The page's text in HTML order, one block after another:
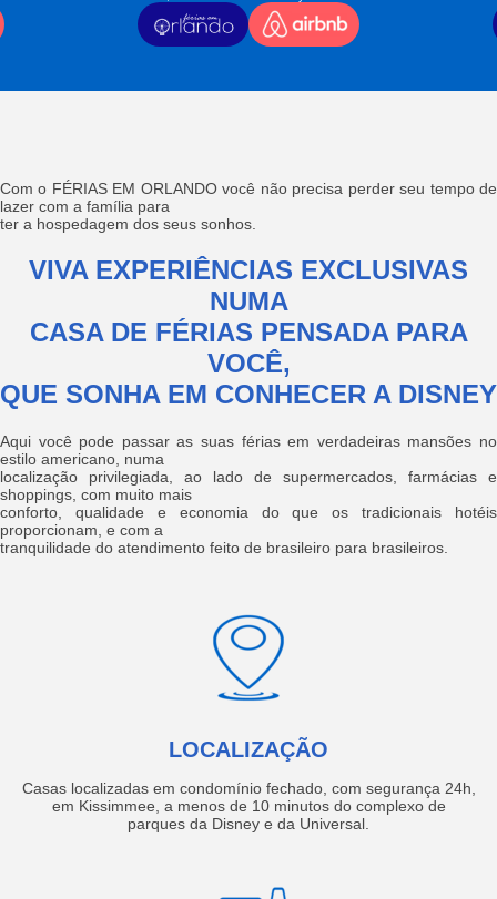
Com o FÉRIAS EM ORLANDO você não precisa perder seu tempo de
lazer com a família para
ter a hospedagem dos seus sonhos.
VIVA EXPERIÊNCIAS EXCLUSIVAS
NUMA
CASA DE FÉRIAS PENSADA PARA
VOCÊ,
QUE SONHA EM CONHECER A DISNEY
Aqui você pode passar as suas férias em verdadeiras mansões no
estilo americano, numa
localização privilegiada, ao lado de supermercados, farmácias e
shoppings, com muito mais
conforto, qualidade e economia do que os tradicionais hotéis
proporcionam, e com a
tranquilidade do atendimento feito de brasileiro para brasileiros.
LOCALIZAÇÃO
Casas localizadas em condomínio fechado, com segurança 24h,
em Kissimmee, a menos de 10 minutos do complexo de
parques da Disney e da Universal.